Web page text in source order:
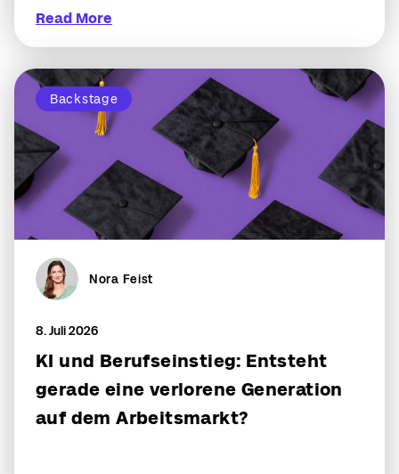
Read More
Backstage
Nora Feist
8. Juli 2026
KI und Berufseinstieg: Entsteht
gerade eine verlorene Generation
auf dem Arbeitsmarkt?